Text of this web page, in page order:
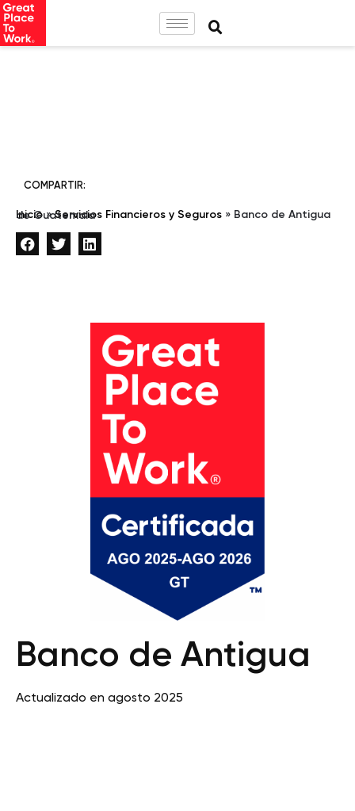
COMPARTIR:
Inicio»Servicios Financieros y Seguros »
Banco de Antigua de Guatemala
Banco de Antigua
Actualizado en agosto 2025